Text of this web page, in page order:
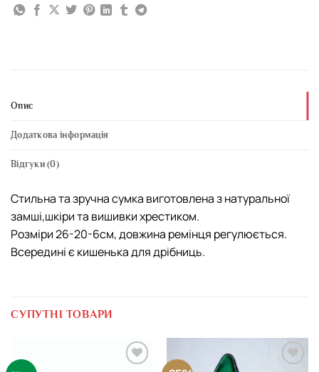
Опис
Додаткова інформація
Відгуки (0)
Стильна та зручна сумка виготовлена з натуральної
замші,шкіри та вишивки хрестиком.
Розміри 26-20-6см, довжина ремінця регулюється.
Всередині є кишенька для дрібниць.
СУПУТНІ ТОВАРИ